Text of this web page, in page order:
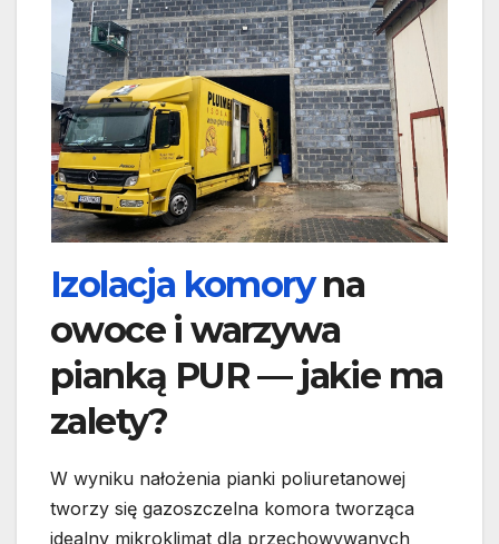
Izolacja komoryna
owoce i warzywa
pianką PUR — jakie ma
zalety?
W wyniku nałożenia pianki poliuretanowej
tworzy się gazoszczelna komora tworząca
idealny mikroklimat dla przechowywanych